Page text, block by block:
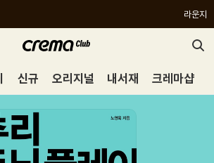
라운지
신규 오리지널 내서재 크레마샵